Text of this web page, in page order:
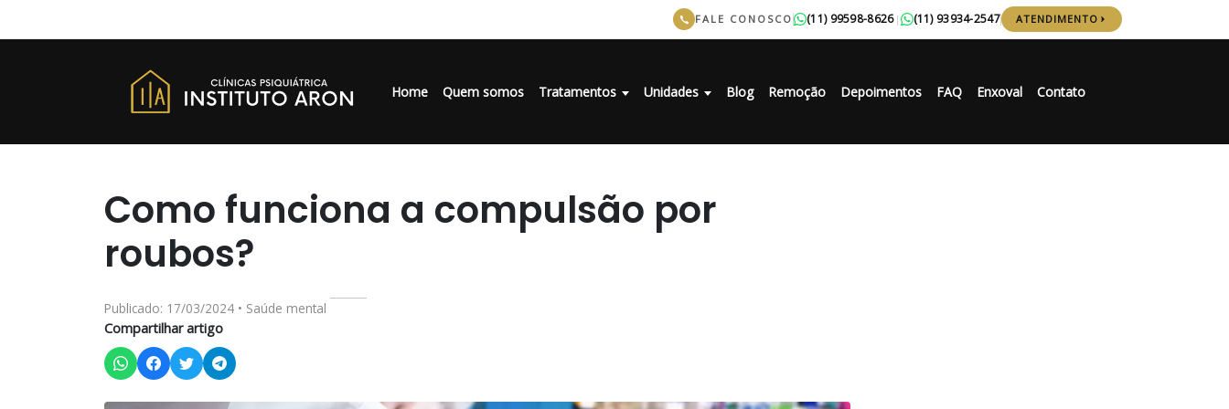
FALE CONOSCO (11) 99598-8626| (11) 93934-2547 ATENDIMENTO
Home Quem somos Tratamentos Unidades Blog Remoção Depoimentos FAQ Enxoval Contato
Como funciona a compulsão por
roubos?
Publicado: 17/03/2024 • Saúde mental
Compartilhar artigo